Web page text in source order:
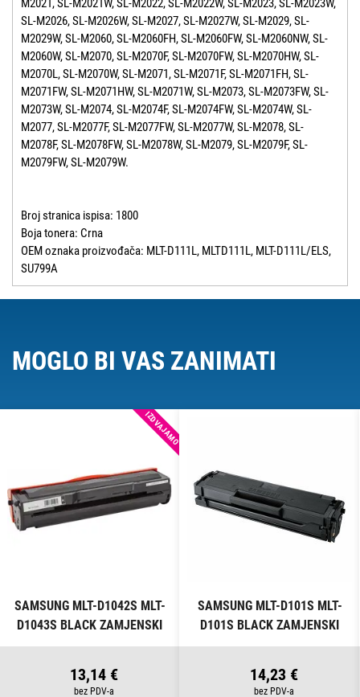
M2021, SL-M2021W, SL-M2022, SL-M2022W, SL-M2023, SL-M2023W,
SL-M2026, SL-M2026W, SL-M2027, SL-M2027W, SL-M2029, SL-
M2029W, SL-M2060, SL-M2060FH, SL-M2060FW, SL-M2060NW, SL-
M2060W, SL-M2070, SL-M2070F, SL-M2070FW, SL-M2070HW, SL-
M2070L, SL-M2070W, SL-M2071, SL-M2071F, SL-M2071FH, SL-
M2071FW, SL-M2071HW, SL-M2071W, SL-M2073, SL-M2073FW, SL-
M2073W, SL-M2074, SL-M2074F, SL-M2074FW, SL-M2074W, SL-
M2077, SL-M2077F, SL-M2077FW, SL-M2077W, SL-M2078, SL-
M2078F, SL-M2078FW, SL-M2078W, SL-M2079, SL-M2079F, SL-
M2079FW, SL-M2079W.
Broj stranica ispisa: 1800
Boja tonera: Crna
OEM oznaka proizvođača: MLT-D111L, MLTD111L, MLT-D111L/ELS,
SU799A
MOGLO BI VAS ZANIMATI
IZDVAJAMO
SAMSUNG MLT-D1042S MLT-
D1043S BLACK ZAMJENSKI
TONER
13,14 €
SAMSUNG MLT-D101S MLT-
D101S BLACK ZAMJENSKI
TONER
14,23 €